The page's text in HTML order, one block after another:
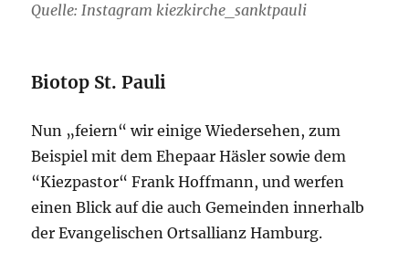
Quelle: Instagram kiezkirche_sanktpauli
Biotop St. Pauli
Nun „feiern“ wir einige Wiedersehen, zum
Beispiel mit dem Ehepaar Häsler sowie dem
“Kiezpastor“ Frank Hoffmann, und werfen
einen Blick auf die auch Gemeinden innerhalb
der Evangelischen Ortsallianz Hamburg.